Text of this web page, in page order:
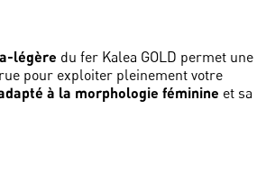
légère du fer Kalea GOLD permet une
pour exploiter pleinement votre
à la morphologie féminine et sa